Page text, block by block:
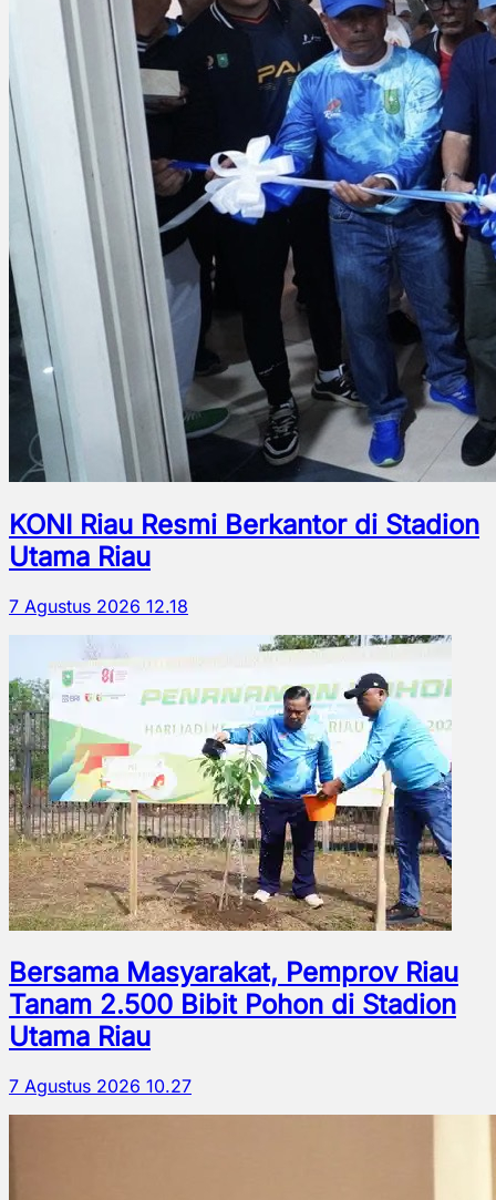
KONI Riau Resmi Berkantor di Stadion
Utama Riau
7 Agustus 2026 12.18
Bersama Masyarakat, Pemprov Riau
Tanam 2.500 Bibit Pohon di Stadion
Utama Riau
7 Agustus 2026 10.27